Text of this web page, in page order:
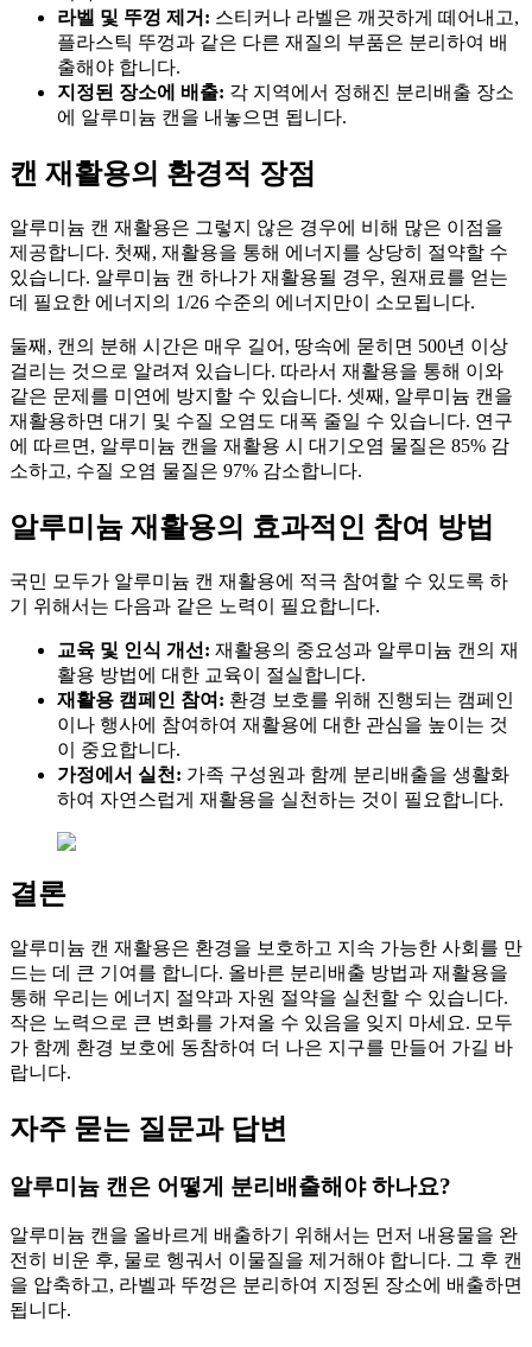
라벨 및 뚜껑 제거: 스티커나 라벨은 깨끗하게 떼어내고,
플라스틱 뚜껑과 같은 다른 재질의 부품은 분리하여 배
출해야 합니다.
지정된 장소에 배출: 각 지역에서 정해진 분리배출 장소
에 알루미늄 캔을 내놓으면 됩니다.
캔 재활용의 환경적 장점
알루미늄 캔 재활용은 그렇지 않은 경우에 비해 많은 이점을
제공합니다. 첫째, 재활용을 통해 에너지를 상당히 절약할 수
있습니다. 알루미늄 캔 하나가 재활용될 경우, 원재료를 얻는
데 필요한 에너지의 1/26 수준의 에너지만이 소모됩니다.
둘째, 캔의 분해 시간은 매우 길어, 땅속에 묻히면 500년 이상
걸리는 것으로 알려져 있습니다. 따라서 재활용을 통해 이와
같은 문제를 미연에 방지할 수 있습니다. 셋째, 알루미늄 캔을
재활용하면 대기 및 수질 오염도 대폭 줄일 수 있습니다. 연구
에 따르면, 알루미늄 캔을 재활용 시 대기오염 물질은 85% 감
소하고, 수질 오염 물질은 97% 감소합니다.
알루미늄 재활용의 효과적인 참여 방법
국민 모두가 알루미늄 캔 재활용에 적극 참여할 수 있도록 하
기 위해서는 다음과 같은 노력이 필요합니다.
교육 및 인식 개선: 재활용의 중요성과 알루미늄 캔의 재
활용 방법에 대한 교육이 절실합니다.
재활용 캠페인 참여: 환경 보호를 위해 진행되는 캠페인
이나 행사에 참여하여 재활용에 대한 관심을 높이는 것
이 중요합니다.
가정에서 실천: 가족 구성원과 함께 분리배출을 생활화
하여 자연스럽게 재활용을 실천하는 것이 필요합니다.
결론
알루미늄 캔 재활용은 환경을 보호하고 지속 가능한 사회를 만
드는 데 큰 기여를 합니다. 올바른 분리배출 방법과 재활용을
통해 우리는 에너지 절약과 자원 절약을 실천할 수 있습니다.
작은 노력으로 큰 변화를 가져올 수 있음을 잊지 마세요. 모두
가 함께 환경 보호에 동참하여 더 나은 지구를 만들어 가길 바
랍니다.
자주 묻는 질문과 답변
알루미늄 캔은 어떻게 분리배출해야 하나요?
알루미늄 캔을 올바르게 배출하기 위해서는 먼저 내용물을 완
전히 비운 후, 물로 헹궈서 이물질을 제거해야 합니다. 그 후 캔
을 압축하고, 라벨과 뚜껑은 분리하여 지정된 장소에 배출하면
됩니다.